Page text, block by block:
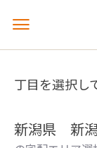
メ
ュ
を
丁目を選択し
新潟県 新